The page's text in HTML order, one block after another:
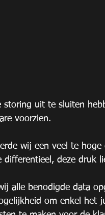
storing uit te sluiten
voorzien.
wij een veel te
differentieel, deze druk
alle benodigde data
om enkel het